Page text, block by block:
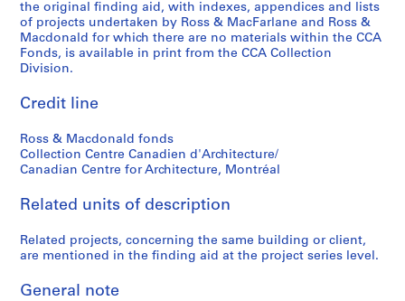
the original finding aid, with indexes, appendices and lists
of projects undertaken by Ross & MacFarlane and Ross &
Macdonald for which there are no materials within the CCA
Fonds, is available in print from the CCA Collection
Division.
Credit line
Ross & Macdonald fonds
Collection Centre Canadien d'Architecture/
Canadian Centre for Architecture, Montréal
Related units of description
Related projects, concerning the same building or client,
are mentioned in the finding aid at the project series level.
General note